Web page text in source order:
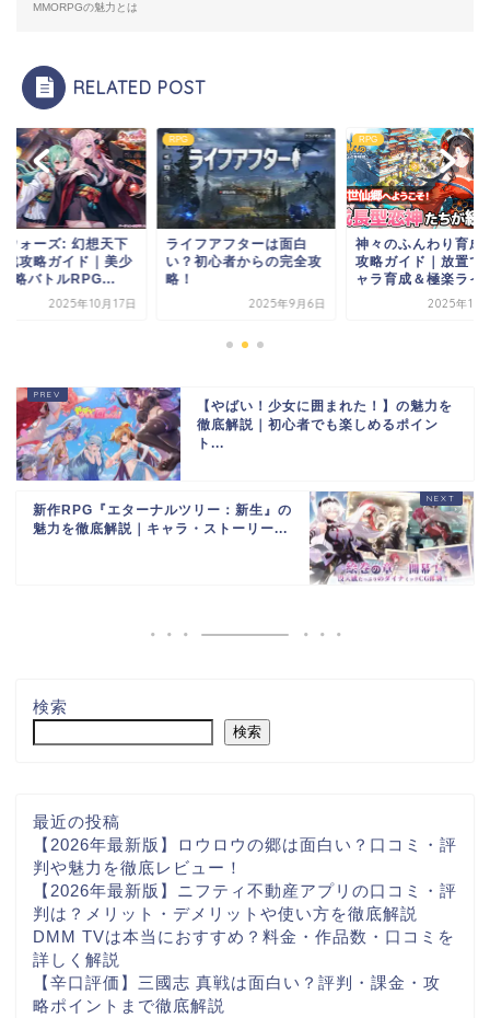
MMORPGの魅力とは
RELATED POST
フアフターは面白
初心者からの完全攻
2025年9月6日
RPG
神々のふんわり育成日誌
攻略ガイド｜放置で神キ
ャラ育成＆極楽ライフ...
2025年10月17日
RPG
少女ウォーズ: 幻想
統一戦攻略ガイド｜
女×戦略バトル
2025年10
【やばい！少女に囲まれた！】の魅力を
徹底解説｜初心者でも楽しめるポイン
ト...
新作RPG『エターナルツリー：新生』の
魅力を徹底解説｜キャラ・ストーリー...
検索
検索
最近の投稿
【2026年最新版】ロウロウの郷は面白い？口コミ・評
判や魅力を徹底レビュー！
【2026年最新版】ニフティ不動産アプリの口コミ・評
判は？メリット・デメリットや使い方を徹底解説
DMM TVは本当におすすめ？料金・作品数・口コミを
詳しく解説
【辛口評価】三國志 真戦は面白い？評判・課金・攻
略ポイントまで徹底解説